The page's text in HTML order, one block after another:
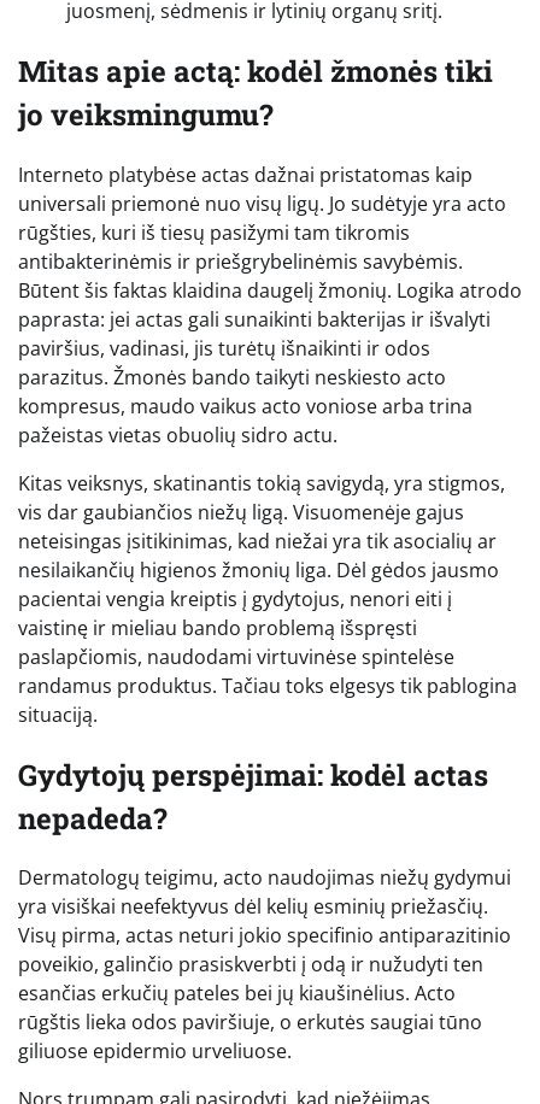
juosmenį, sėdmenis ir lytinių organų sritį.
Mitas apie actą: kodėl žmonės tiki
jo veiksmingumu?
Interneto platybėse actas dažnai pristatomas kaip
universali priemonė nuo visų ligų. Jo sudėtyje yra acto
rūgšties, kuri iš tiesų pasižymi tam tikromis
antibakterinėmis ir priešgrybelinėmis savybėmis.
Būtent šis faktas klaidina daugelį žmonių. Logika atrodo
paprasta: jei actas gali sunaikinti bakterijas ir išvalyti
paviršius, vadinasi, jis turėtų išnaikinti ir odos
parazitus. Žmonės bando taikyti neskiesto acto
kompresus, maudo vaikus acto voniose arba trina
pažeistas vietas obuolių sidro actu.
Kitas veiksnys, skatinantis tokią savigydą, yra stigmos,
vis dar gaubiančios niežų ligą. Visuomenėje gajus
neteisingas įsitikinimas, kad niežai yra tik asocialių ar
nesilaikančių higienos žmonių liga. Dėl gėdos jausmo
pacientai vengia kreiptis į gydytojus, nenori eiti į
vaistinę ir mieliau bando problemą išspręsti
paslapčiomis, naudodami virtuvinėse spintelėse
randamus produktus. Tačiau toks elgesys tik pablogina
situaciją.
Gydytojų perspėjimai: kodėl actas
nepadeda?
Dermatologų teigimu, acto naudojimas niežų gydymui
yra visiškai neefektyvus dėl kelių esminių priežasčių.
Visų pirma, actas neturi jokio specifinio antiparazitinio
poveikio, galinčio prasiskverbti į odą ir nužudyti ten
esančias erkučių pateles bei jų kiaušinėlius. Acto
rūgštis lieka odos paviršiuje, o erkutės saugiai tūno
giliuose epidermio urveliuose.